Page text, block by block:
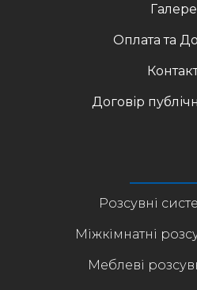
Оплата та
Договір
Розсувні
Міжкімнатні
Меблеві